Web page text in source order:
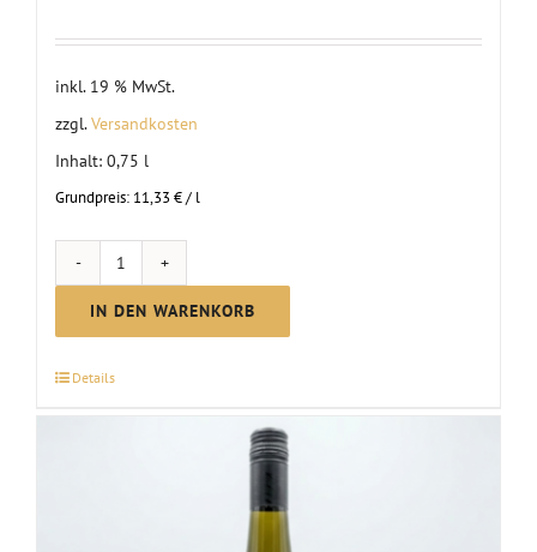
inkl. 19 % MwSt.
zzgl.Versandkosten
Inhalt: 0,75 l
Grundpreis: 11,33 €/ l
Riesling
Spätlese
|
IN DEN WARENKORB
Details